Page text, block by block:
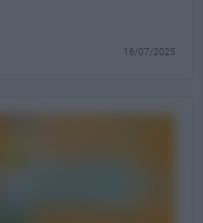
16/07/2025